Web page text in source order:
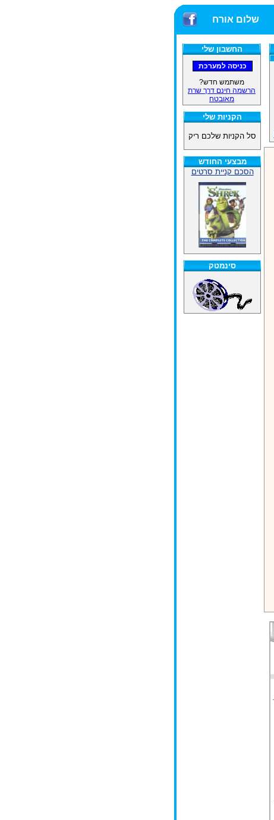
שלום אורח
החשבון שלי
משתמש חדש?
הרשמה חינם דרך שרת
מאובטח
הקניות שלי
סל הקניות שלכם ריק
מבצעי החודש
הסכם קניית סרטים
סינמטק